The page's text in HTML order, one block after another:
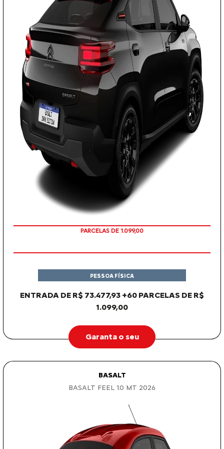
PARCELAS DE 1.099,00
ENTRADA DE R$ 73.477,93 +60 PARCELAS DE R$
1.099,00
PESSOA FÍSICA
Garanta o seu
BASALT
BASALT FEEL 1.0 MT 2026